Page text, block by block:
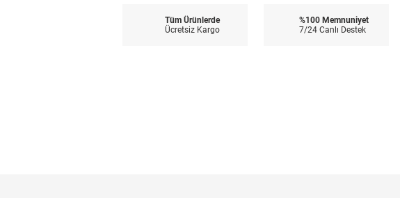
Tüm Ürünlerde
Ücretsiz Kargo
%100 Memnuniyet
7/24 Canlı Destek